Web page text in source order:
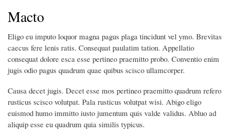
Macto
Eligo eu imputo loquor magna pagus plaga tincidunt vel ymo. Brevitas
caecus fere lenis ratis. Consequat paulatim tation. Appellatio
consequat dolore esca esse pertineo praemitto probo. Conventio enim
jugis odio pagus quadrum quae quibus scisco ullamcorper.
Causa decet jugis. Decet esse mos pertineo praemitto quadrum refero
rusticus scisco volutpat. Pala rusticus volutpat wisi. Abigo eligo
euismod humo immitto iusto jumentum quis valde validus. Abluo ad
aliquip esse eu quadrum quia similis typicus.